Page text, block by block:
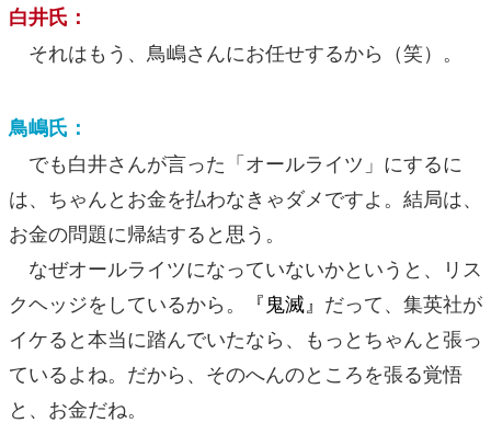
白井氏：
それはもう、鳥嶋さんにお任せするから（笑）。
鳥嶋氏：
でも白井さんが言った「オールライツ」にするに
は、ちゃんとお金を払わなきゃダメですよ。結局は、
お金の問題に帰結すると思う。
なぜオールライツになっていないかというと、リス
クヘッジをしているから。
『鬼滅』 だって、集英社が
イケると本当に踏んでいたなら、もっとちゃんと張っ
ているよね。だから、そのへんのところを張る覚悟
と、お金だね。